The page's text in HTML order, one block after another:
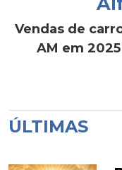
Vendas de
AM em
ÚLTIMAS